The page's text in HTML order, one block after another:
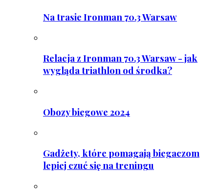
Na trasie Ironman 70.3 Warsaw
Relacja z Ironman 70.3 Warsaw - jak
wygląda triathlon od środka?
Obozy biegowe 2024
Gadżety, które pomagają biegaczom
lepiej czuć się na treningu